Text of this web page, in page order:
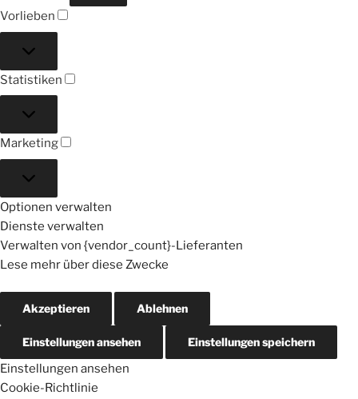
Vorlieben
Statistiken
Marketing
Optionen verwalten
Dienste verwalten
Verwalten von {vendor_count}-Lieferanten
Lese mehr über diese Zwecke
Akzeptieren Ablehnen
Einstellungen ansehen Einstellungen speichern
Einstellungen ansehen
Cookie-Richtlinie